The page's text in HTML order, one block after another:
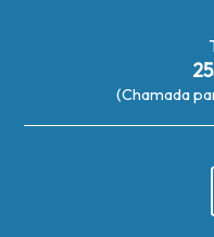
(Chamada